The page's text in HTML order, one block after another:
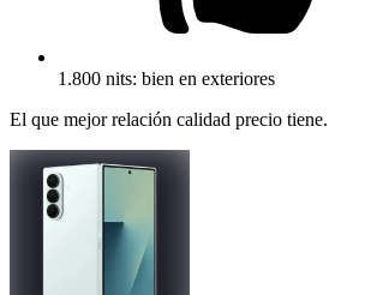
1.800 nits: bien en exteriores
El que mejor relación calidad precio tiene.